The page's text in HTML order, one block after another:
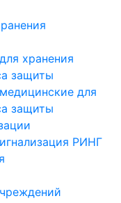
хранения
защиты
для
защиты
РИНГ